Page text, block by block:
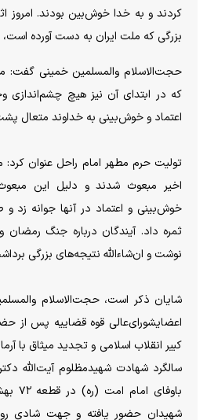
کردند و به خدا خوش‌بین بودند. امروز
بزرگی که ملت ایران به دست آورده
حجت‌الاسلام والمسلمین خمینی گفت:
که در ابتدای آن نیز هیچ چشم‌اندازی
اعتماد و خوش‌بینی به خداوند متعال
تولیت حرم مطهر امام راحل عنوان کرد:
اخیر مبعوث شدند و دلیل این
خوش‌بینی و اعتماد در آنها جوانه زد و
ثمره داد. آیندگان درباره جنگ رمضان
نوشت و ان‌شاءالله نتیجه‌های بزرگی
شایان ذکر است، حجت‌الاسلام
اعضایشورای‌عالی قوه قضاییه پس از
کبیر انقلاب اسلامی و تجدید میثاق با
شهیدان حضور یافته و جهت شادی